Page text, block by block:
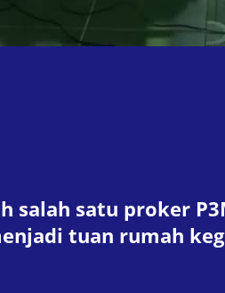
salah satu proker
tuan rumah